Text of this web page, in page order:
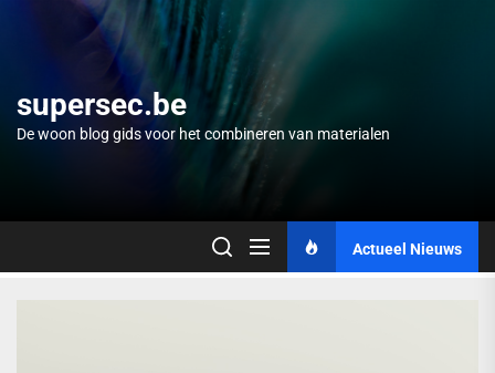
supersec.be
De woon blog gids voor het combineren van materialen
Actueel Nieuws